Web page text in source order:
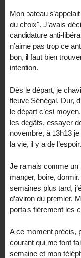
Mon bateau
du choix". J’avais
candidature anti-
n’aime pas trop ce
bon, il faut bien
intention.
Dès le départ, je
fleuve Sénégal. Dur,
le départ c’est
les dégâts, essayer
novembre, à 13h13 je
la vie, il y a de
Je ramais comme un
manger, boire,
semaines plus tard,
d’aviron du premier.
portais fièrement les
A ce moment précis,
courant qui me font
semaine et mon